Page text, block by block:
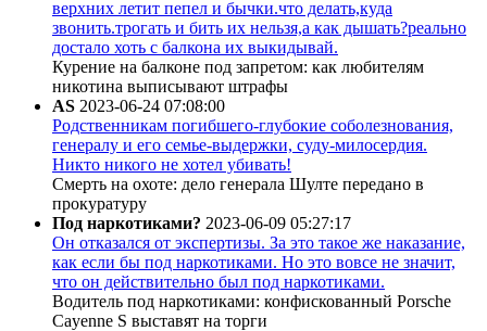
верхних летит пепел и бычки.что делать,куда
звонить.трогать и бить их нельзя,а как дышать?реально
достало хоть с балкона их выкидывай.
Курение на балконе под запретом: как любителям
никотина выписывают штрафы
AS 2023-06-24 07:08:00
Родственникам погибшего-глубокие соболезнования,
генералу и его семье-выдержки, суду-милосердия.
Никто никого не хотел убивать!
Смерть на охоте: дело генерала Шулте передано в
прокуратуру
Под наркотиками? 2023-06-09 05:27:17
Он отказался от экспертизы. За это такое же наказание,
как если бы под наркотиками. Но это вовсе не значит,
что он действительно был под наркотиками.
Водитель под наркотиками: конфискованный Porsche
Cayenne S выставят на торги